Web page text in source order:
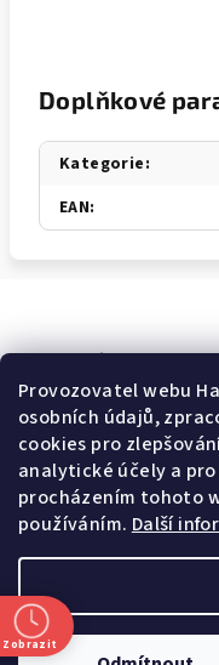
Provozovatel webu
osobních údajů,
cookies pro
analytické účely a
procházením tohoto
používáním. Další
Doplňkové
Kategorie:
EAN:
Odebírat
E-mail
Potvrzuji souhlas s
spodmínkami
Přihlásit se
Z
á
Copyright 2026
Zobrazit